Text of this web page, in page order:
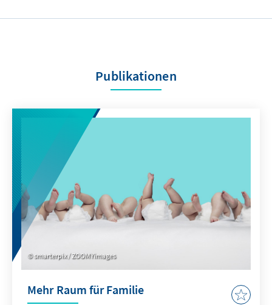
Publikationen
smarterpix / ZOOMYimages
Mehr Raum für Familie